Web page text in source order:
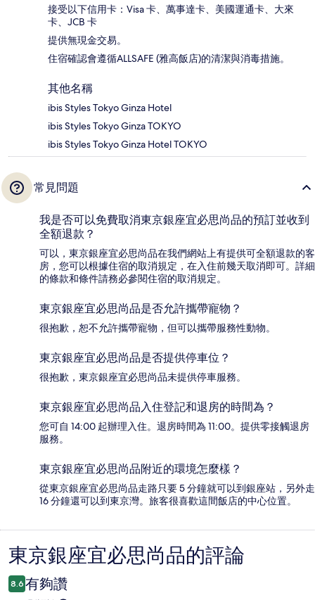
接受以下信用卡：Visa 卡、萬事達卡、美國運通卡、大來
卡、JCB 卡
提供無現金交易。
住宿確認會遵循ALLSAFE (雅高飯店)的清潔與消毒措施。
其他名稱
ibis Styles Tokyo Ginza Hotel
ibis Styles Tokyo Ginza TOKYO
ibis Styles Tokyo Ginza Hotel TOKYO
常見問題
我是否可以免費取消東京銀座宜必思尚品的預訂並收到
全額退款？
可以，東京銀座宜必思尚品在我們網站上有提供可全額退款的客
房，您可以根據住宿的取消規定，在入住前幾天取消即可。詳細
的條款和條件請務必參閱住宿的取消規定。
東京銀座宜必思尚品是否允許攜帶寵物？
很抱歉，恕不允許攜帶寵物，但可以攜帶服務性動物。
東京銀座宜必思尚品是否提供停車位？
很抱歉，東京銀座宜必思尚品未提供停車服務。
東京銀座宜必思尚品入住登記和退房的時間為？
您可自 14:00 起辦理入住。退房時間為 11:00。提供零接觸退房
服務。
東京銀座宜必思尚品附近的環境怎麼樣？
從東京銀座宜必思尚品走路只要 5 分鐘就可以到銀座站，另外走
16 分鐘還可以到東京灣。旅客很喜歡這間飯店的中心位置。
評
論
東京銀座宜必思尚品的評論
8.6 有夠讚